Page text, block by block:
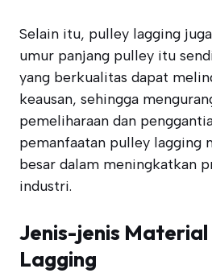
Selain itu, pulley lagging
umur panjang pulley itu
yang berkualitas dapat
keausan, sehingga
pemeliharaan dan
pemanfaatan pulley lagging
besar dalam meningkatkan
industri.
Jenis-jenis Material
Lagging